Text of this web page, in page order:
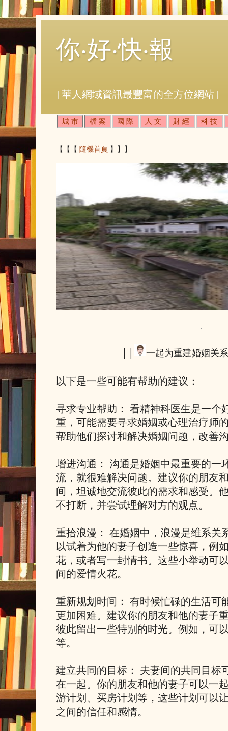
你‧好‧快‧報
| 華人網域資訊最豐富的全方位網站 |
城 市 檔 案 國 際 人 文 財 經 科 技
【【【 隨機首頁 】】】
一起为重建婚姻关
以下是一些可能有帮助的建议：
寻求专业帮助： 看精神科医生是一个
重，可能需要寻求婚姻或心理治疗师
帮助他们探讨和解决婚姻问题，改善
增进沟通： 沟通是婚姻中最重要的一
流，就很难解决问题。建议你的朋友
间，坦诚地交流彼此的需求和感受。
不打断，并尝试理解对方的观点。
重拾浪漫： 在婚姻中，浪漫是维系关
以试着为他的妻子创造一些惊喜，例
花，或者写一封情书。这些小举动可
间的爱情火花。
重新规划时间： 有时候忙碌的生活可
更加困难。建议你的朋友和他的妻子
彼此留出一些特别的时光。例如，可
等。
建立共同的目标： 夫妻间的共同目标
在一起。你的朋友和他的妻子可以一
游计划、买房计划等，这些计划可以
之间的信任和感情。